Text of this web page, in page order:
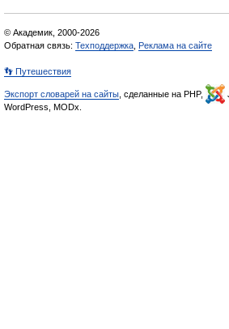
© Академик, 2000-2026
Обратная связь: Техподдержка Реклама на сайте
👣 Путешествия
Экспорт словарей на сайты , сделанные на PHP,
WordPress, MODx.